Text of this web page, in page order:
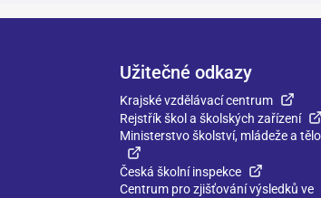
Užitečné odkazy
Krajské vzdělávací centrum
Rejstřík škol a školských zařízení
Ministerstvo školství, mládeže a
Česká školní inspekce
Centrum pro zjišťování výsledků ve